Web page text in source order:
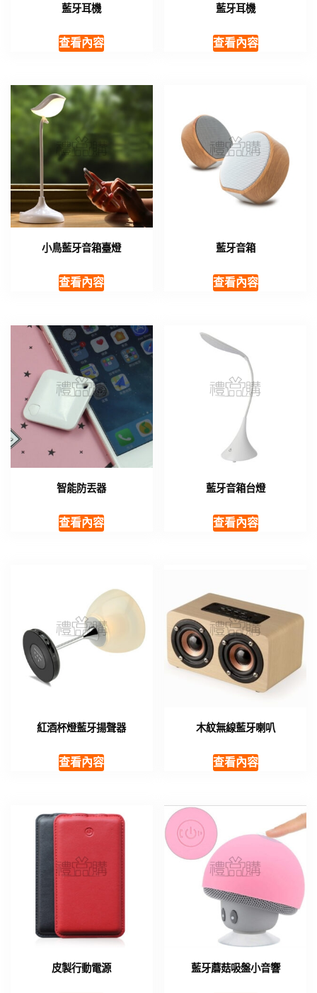
藍牙耳機
查看內容
藍牙耳機
查看內容
小鳥藍牙音箱臺燈
查看內容
藍牙音箱
查看內容
智能防丟器
查看內容
藍牙音箱台燈
查看內容
紅酒杯燈藍牙揚聲器
查看內容
木紋無線藍牙喇叭
查看內容
皮製行動電源 藍牙蘑菇吸盤小音響